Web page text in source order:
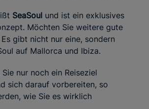
SeaSoul und ist ein exklusives
Möchten Sie weitere gute
gibt nicht nur eine, sondern
auf Mallorca und Ibiza.
nur noch ein Reiseziel
sich darauf vorbereiten, so
wie Sie es wirklich